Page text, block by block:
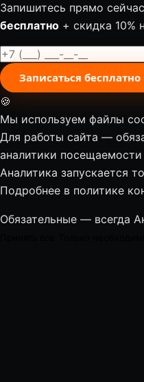
Запишитесь прямо
бесплатно + скидка 10%
Записаться бесплатно
🍪
Мы используем файлы
Для работы сайта —
аналитики
Аналитика запускается
Подробнее в политике
Обязательные — всегда